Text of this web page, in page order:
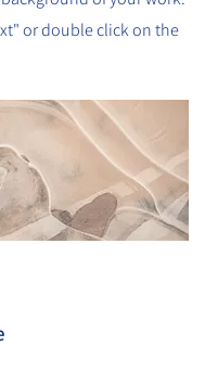
or double click on the